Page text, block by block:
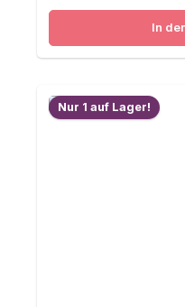
In
Nur 1 auf Lager!